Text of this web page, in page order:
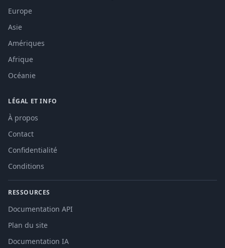
Europe
Asie
Amériques
Afrique
Océanie
LÉGAL ET INFO
À propos
Contact
Confidentialité
Conditions
RESSOURCES
Documentation API
Plan du site
Documentation IA